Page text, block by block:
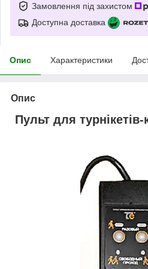
Замовлення під захистом
Доступна доставка
Опис Характеристики
Опис
Пульт для